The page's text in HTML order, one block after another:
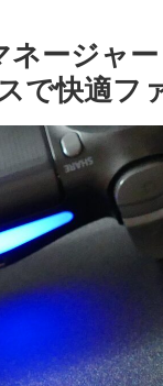
ネージャ
で快適フ